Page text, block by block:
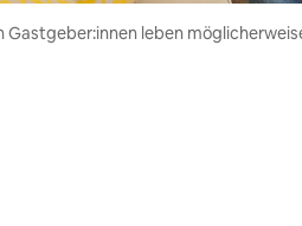
Gastgeber:innen leben